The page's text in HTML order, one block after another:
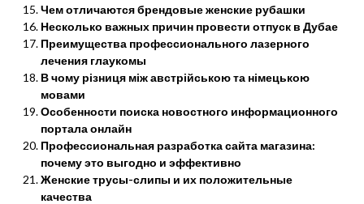
Чем отличаются брендовые женские рубашки
Несколько важных причин провести отпуск в Дубае
Преимущества профессионального лазерного
лечения глаукомы
В чому різниця між австрійською та німецькою
мовами
Особенности поиска новостного информационного
портала онлайн
Профессиональная разработка сайта магазина:
почему это выгодно и эффективно
Женские трусы-слипы и их положительные
качества